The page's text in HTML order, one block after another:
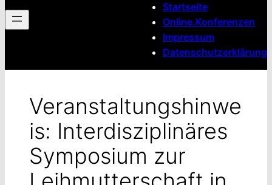
Startseite
Online.Konferenzen
Impressum
Datenschutzerklärung
Veranstaltungshinwe
is: Interdisziplinäres
Symposium zur